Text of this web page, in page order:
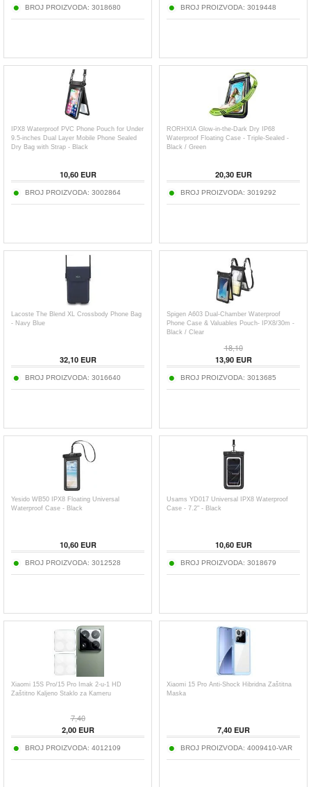
BROJ PROIZVODA: 3018680 BROJ PROIZVODA: 3019448
IPX8 Waterproof PVC Phone Pouch for Under
9.5-inches Dual Layer Mobile Phone Sealed
Dry Bag with Strap - Black
10,60EUR
BROJ PROIZVODA: 3002864
RORHXIA Glow-in-the-Dark Dry IP68
Waterproof Floating Case - Triple-Sealed -
Black / Green
20,30EUR
BROJ PROIZVODA: 3019292
Lacoste The Blend XL Crossbody Phone Bag
- Navy Blue
32,10EUR
BROJ PROIZVODA: 3016640
Spigen A603 Dual-Chamber Waterproof
Phone Case & Valuables Pouch- IPX8/30m -
Black / Clear
18,10
13,90EUR
BROJ PROIZVODA: 3013685
Yesido WB50 IPX8 Floating Universal
Waterproof Case - Black
10,60EUR
BROJ PROIZVODA: 3012528
Usams YD017 Universal IPX8 Waterproof
Case - 7.2" - Black
10,60EUR
BROJ PROIZVODA: 3018679
Xiaomi 15S Pro/15 Pro Imak 2-u-1 HD
Zaštitno Kaljeno Staklo za Kameru
7,40
2,00EUR
BROJ PROIZVODA: 4012109
Xiaomi 15 Pro Anti-Shock Hibridna Zaštitna
Maska
7,40EUR
BROJ PROIZVODA: 4009410-VAR